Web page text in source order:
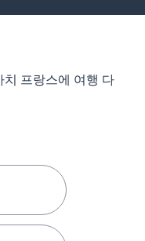
프랑스에 여행 다